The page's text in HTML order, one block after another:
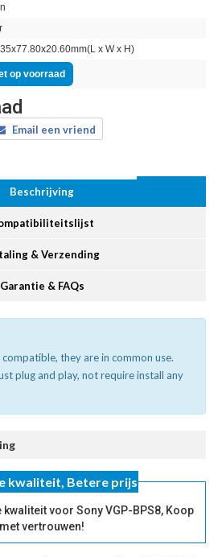
x W x H)
op voorraad
Email een vriend
Beschrijving
& Verzending
Garantie & FAQs
they are in common use.
plug and play, not require install any
kwaliteit, Betere prijs
voor Sony VGP-BPS8, Koop
met vertrouwen!